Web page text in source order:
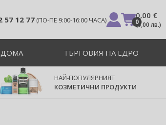
57 12 77 (ПО-ПЕ 9:00-16:00 ЧАСА) 0
0,00 €
(0,00 лв.)
ДОМА ТЪРГОВИЯ НА ЕДРО
НАЙ-ПОПУЛЯРНИЯТ
КОЗМЕТИЧНИ ПРОДУКТИ